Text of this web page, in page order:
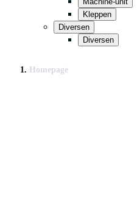
Kleppen
Diversen
Diversen
Homepage